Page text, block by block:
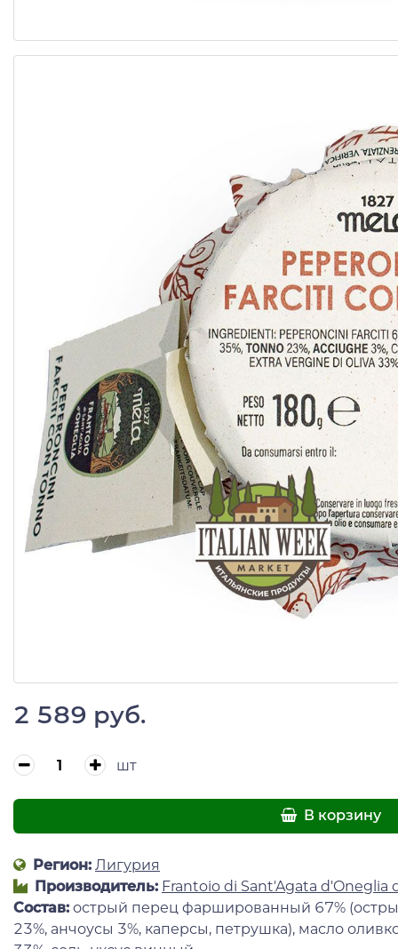
2 589 руб.
шт
В корзину
Регион: Лигурия
Производитель: Frantoio di Sant'Agata d'Oneglia
Состав: острый перец фаршированный 67%
23%, анчоусы 3%, каперсы, петрушка), масло